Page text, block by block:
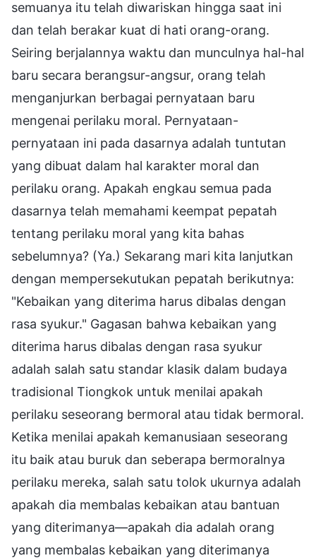
semuanya itu telah diwariskan hingga saat ini
dan telah berakar kuat di hati orang-orang.
Seiring berjalannya waktu dan munculnya hal-hal
baru secara berangsur-angsur, orang telah
menganjurkan berbagai pernyataan baru
mengenai perilaku moral. Pernyataan-
pernyataan ini pada dasarnya adalah tuntutan
yang dibuat dalam hal karakter moral dan
perilaku orang. Apakah engkau semua pada
dasarnya telah memahami keempat pepatah
tentang perilaku moral yang kita bahas
sebelumnya? (Ya.) Sekarang mari kita lanjutkan
dengan mempersekutukan pepatah berikutnya:
"Kebaikan yang diterima harus dibalas dengan
rasa syukur." Gagasan bahwa kebaikan yang
diterima harus dibalas dengan rasa syukur
adalah salah satu standar klasik dalam budaya
tradisional Tiongkok untuk menilai apakah
perilaku seseorang bermoral atau tidak bermoral.
Ketika menilai apakah kemanusiaan seseorang
itu baik atau buruk dan seberapa bermoralnya
perilaku mereka, salah satu tolok ukurnya adalah
apakah dia membalas kebaikan atau bantuan
yang diterimanya—apakah dia adalah orang
yang membalas kebaikan yang diterimanya